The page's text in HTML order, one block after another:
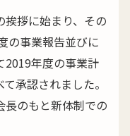
拶に始まり、その
の事業報告並びに
年度の事業計
承認されました。
長のもと新体制での